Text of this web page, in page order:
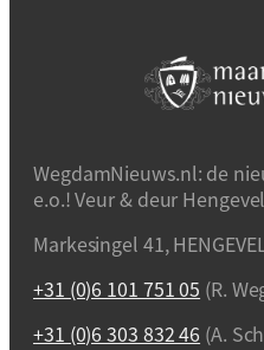
WegdamNieuws.nl: de
e.o.! Veur & deur
Markesingel 41,
+31 (0)6 101 751 05 (R.
+31 (0)6 303 832 46 (A.